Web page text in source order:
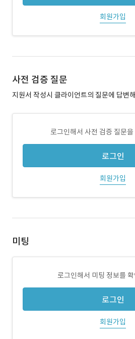
회원가입
사전 검증 질문
지원서 작성시 클라이언트의 질문에 답변
로그인해서 사전 검증 질문
로그인
회원가입
미팅
로그인해서 미팅 정보를
로그인
회원가입